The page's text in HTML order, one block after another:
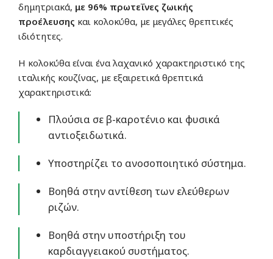
δημητριακά, με 96% πρωτεΐνες ζωικής
προέλευσης και κολοκύθα, με μεγάλες θρεπτικές
ιδιότητες.
Η κολοκύθα είναι ένα λαχανικό χαρακτηριστικό της
ιταλικής κουζίνας, με εξαιρετικά θρεπτικά
χαρακτηριστικά:
Πλούσια σε β-καροτένιο και φυσικά
αντιοξειδωτικά.
Υποστηρίζει το ανοσοποιητικό σύστημα.
Βοηθά στην αντίθεση των ελεύθερων
ριζών.
Βοηθά στην υποστήριξη του
καρδιαγγειακού συστήματος.